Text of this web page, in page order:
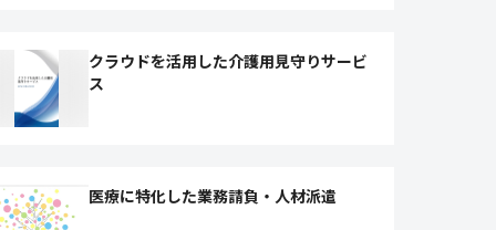
クラウドを活用した介護用見守りサービ
ス
医療に特化した業務請負・人材派遣